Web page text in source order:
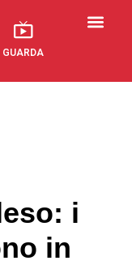
GUARDA
i
in